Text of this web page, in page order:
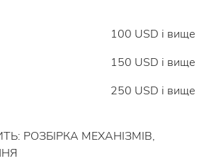
100 USD і вище
150 USD і вище
250 USD і вище
РОЗБІРКА МЕХАНІЗМІВ,